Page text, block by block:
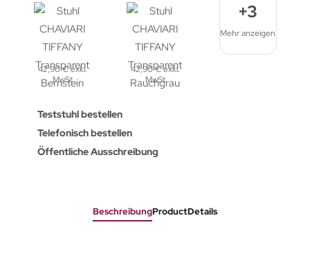
42,90 € exkl.
MwSt
42,90 € exkl.
MwSt
+3
Mehr anzeigen
Teststuhl bestellen
Telefonisch bestellen
Öffentliche Ausschreibung
BeschreibungProductDetails